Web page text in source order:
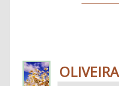
OLIVEIRA